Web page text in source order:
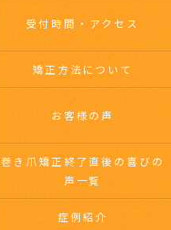
受付時間・アクセス
矯正方法について
お客様の声
巻き爪矯正終了直後の喜びの
声一覧
症例紹介